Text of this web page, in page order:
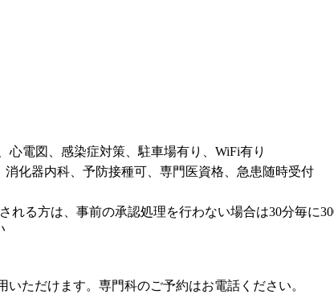
心電図、感染症対策、駐車場有り、WiFi有り
化器内科、予防接種可、専門医資格、急患随時受付
れる方は、事前の承認処理を行わない場合は30分毎
ただけます。専門科のご予約はお電話ください。